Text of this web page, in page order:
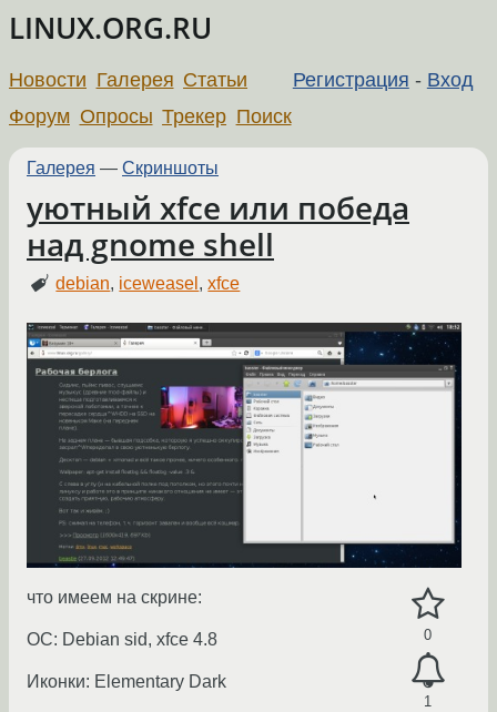
LINUX.ORG.RU
Регистрация - Вход
Новости Галерея Статьи
Форум Опросы Трекер Поиск
Галерея — Скриншоты
уютный xfce или победа
над gnome shell
debian, iceweasel ,xfce
0
1
что имеем на скрине:
ОС: Debian sid, xfce 4.8
Иконки: Elementary Dark